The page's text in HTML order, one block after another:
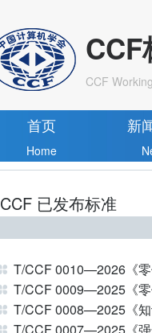
CCF
首页
Home
新
CCF 已发布标准
T/CCF 0010—2026《零
T/CCF 0008—2025《知